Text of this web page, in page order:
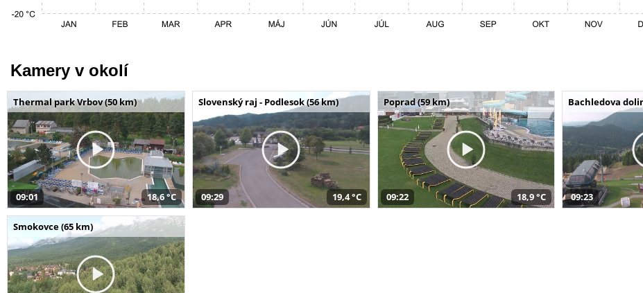
Kamery v okolí
Thermal park Vrbov (50 km)
09:01 18,6 °C
Slovenský raj - Podlesok (56 km)
09:29 19,4 °C
Poprad (59 km)
09:22 18,9 °C
Bachledova
09:23
Smokovce (65 km)